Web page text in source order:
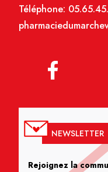
Téléphone:
NEWSLETTER
Rejoignez la